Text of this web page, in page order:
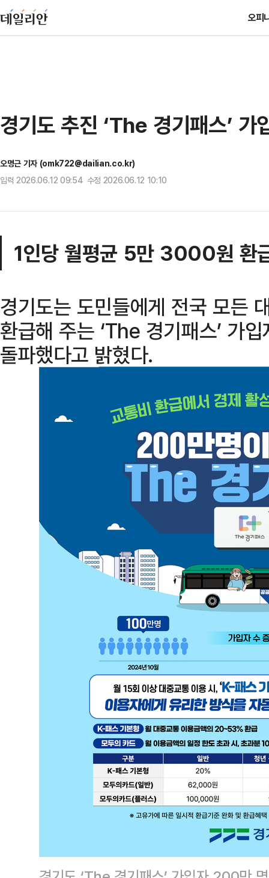
오피
경기도 추진 ‘The 경기패스’
오명근 기자 (omk722@dailian.co.kr)
입력 2026.06.12 09:54 수정 2026.06.12 10:10
1인당 월평균 5만 3000원 환
경기도는 도민들에게 전국 모든
환급해 주는 ‘The 경기패스’ 가
돌파했다고 밝혔다.